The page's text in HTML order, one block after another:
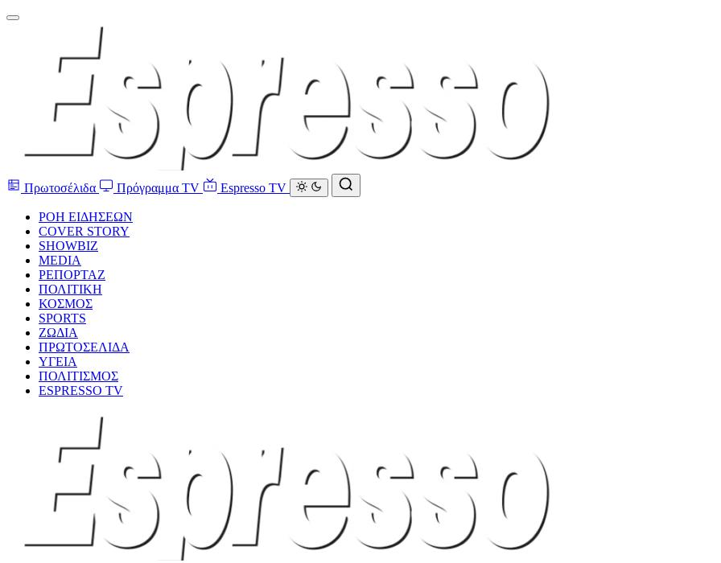
Πρωτοσέλιδα Πρόγραμμα TV Espresso TV
ΡΟΗ ΕΙΔΗΣΕΩΝ
COVER STORY
SHOWBIZ
MEDIA
ΡΕΠΟΡΤΑΖ
ΠΟΛΙΤΙΚΗ
ΚΟΣΜΟΣ
SPORTS
ΖΩΔΙΑ
ΠΡΩΤΟΣΕΛΙΔΑ
ΥΓΕΙΑ
ΠΟΛΙΤΙΣΜΟΣ
ESPRESSO TV